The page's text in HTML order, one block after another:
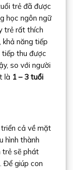
trẻ đã được
học ngôn ngữ
trẻ rất thích
khả năng tiếp
thu được
so với người
là 1 – 3 tuổi
cả về mặt
hình thành
trẻ sẽ phát
Để giúp con